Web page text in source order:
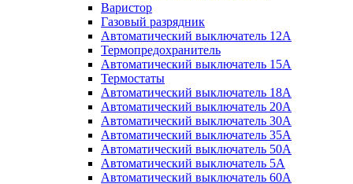
Варистор
Газовый разрядник
Автоматический выключатель 12А
Термопредохранитель
Автоматический выключатель 15А
Термостаты
Автоматический выключатель 18А
Автоматический выключатель 20А
Автоматический выключатель 30А
Автоматический выключатель 35А
Автоматический выключатель 50А
Автоматический выключатель 5А
Автоматический выключатель 60А